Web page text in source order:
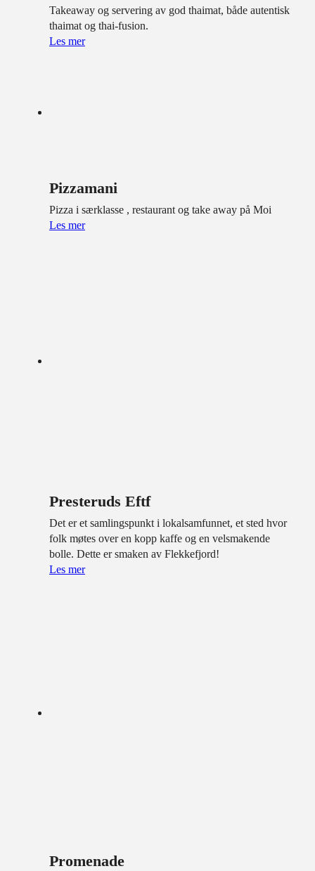
Takeaway og servering av god thaimat, både autentisk
thaimat og thai-fusion.
Les mer
Pizzamani
Pizza i særklasse , restaurant og take away på Moi
Les mer
Presteruds Eftf
Det er et samlingspunkt i lokalsamfunnet, et sted hvor
folk møtes over en kopp kaffe og en velsmakende
bolle. Dette er smaken av Flekkefjord!
Les mer
Promenade